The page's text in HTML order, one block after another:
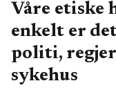
Våre etiske
enkelt er
politi,
sykehus